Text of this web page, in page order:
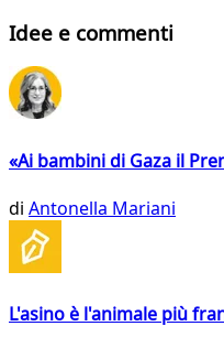
Idee e commenti
«Ai bambini di Gaza il
di Antonella Mariani
L'asino è l'animale più